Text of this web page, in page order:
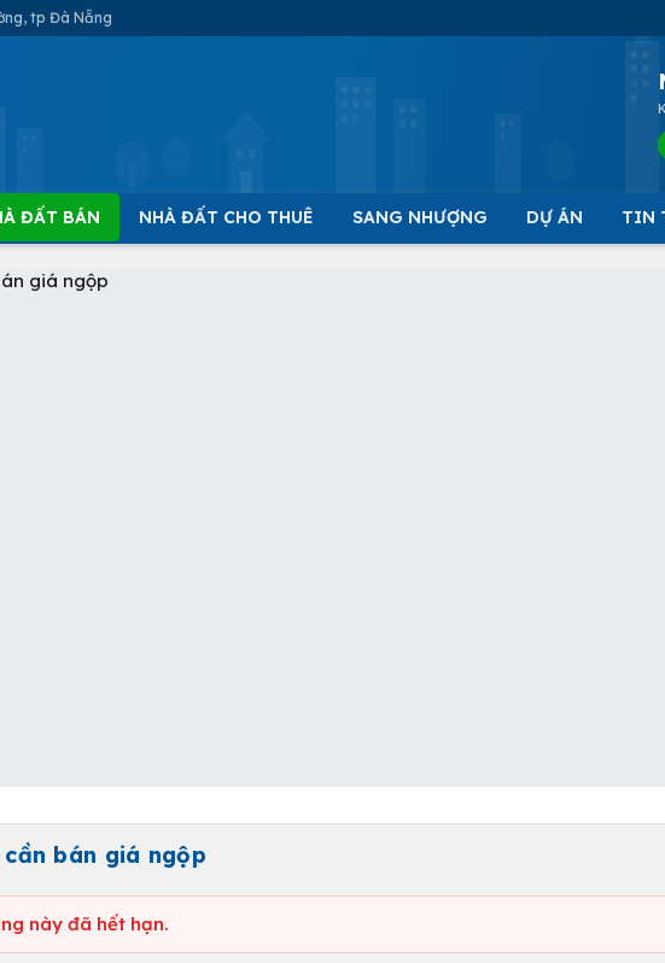
tp Đà Nẵng
ĐẤT BÁN NHÀ ĐẤT CHO THUÊ SANG NHƯỢNG DỰ ÁN TIN
bán giá ngộp
này đã hết hạn.